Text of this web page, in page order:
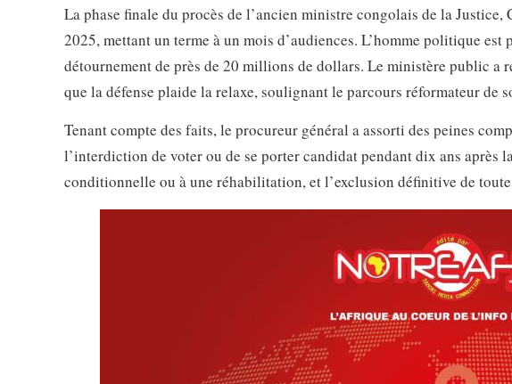
La phase finale du procès de l’ancien ministre congolais de la Justice,
2025, mettant un terme à un mois d’audiences. L’homme politique
détournement de près de 20 millions de dollars. Le ministère public a
que la défense plaide la relaxe, soulignant le parcours réformateur de
Tenant compte des faits, le procureur général a assorti des peines
l’interdiction de voter ou de se porter candidat pendant dix ans après
conditionnelle ou à une réhabilitation, et l’exclusion définitive de